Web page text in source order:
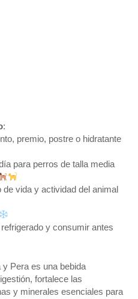
:
premio, postre o hidratante
para perros de talla media
vida y actividad del animal
y consumir antes
y Pera es una bebida
fortalece las
y minerales esenciales para